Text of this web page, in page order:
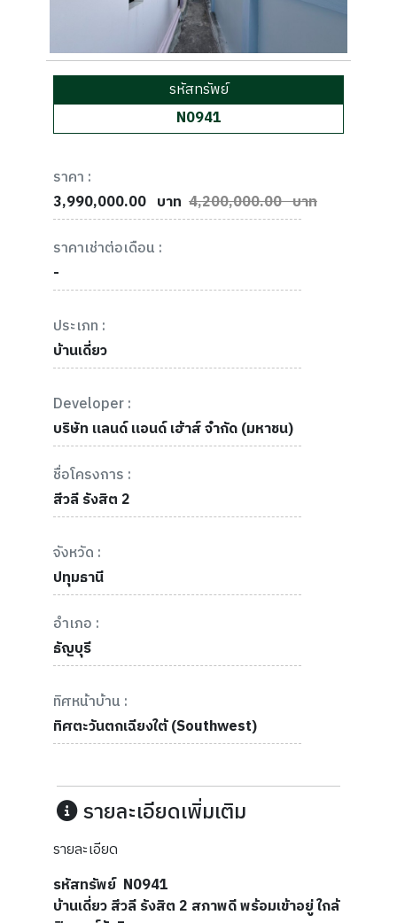
รหัสทรัพย์
N0941
ราคา :
3,990,000.00 บาท 4,200,000.00 บาท
ราคาเช่าต่อเดือน :
-
ประเภท :
บ้านเดี่ยว
Developer :
บริษัท แลนด์ แอนด์ เฮ้าส์ จำกัด (มหาชน)
ชื่อโครงการ :
สีวลี รังสิต 2
จังหวัด :
ปทุมธานี
อำเภอ :
ธัญบุรี
ทิศหน้าบ้าน :
ทิศตะวันตกเฉียงใต้ (Southwest)
รายละเอียดเพิ่มเติม
รายละเอียด
รหัสทรัพย์ N0941
บ้านเดี่ยว สีวลี รังสิต 2 สภาพดี พร้อมเข้าอยู่ ใกล้